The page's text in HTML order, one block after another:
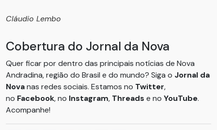
Cláudio Lembo
Cobertura do Jornal da Nova
Quer ficar por dentro das principais notícias de Nova
Andradina, região do Brasil e do mundo? Siga o Jornal da
Novanas redes sociais. Estamos no Twitter,
no Facebook, no Instagram, Threads e no YouTube.
Acompanhe!